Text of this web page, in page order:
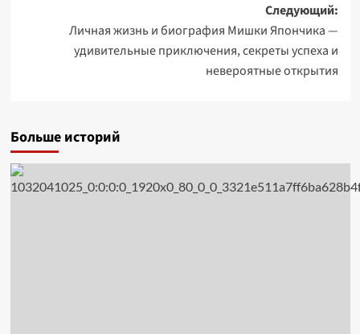
Следующий:
Личная жизнь и биография Мишки Япончика —
удивительные приключения, секреты успеха и
невероятные открытия
Больше историй